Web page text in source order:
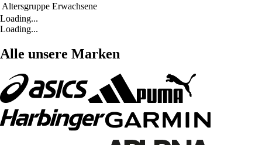
Altersgruppe Erwachsene
Loading...
Loading...
Alle unsere Marken